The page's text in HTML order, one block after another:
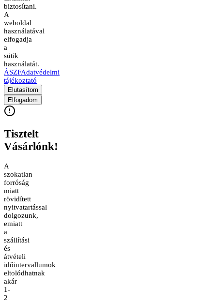
biztosítani.
A
weboldal
használatával
elfogadja
a
sütik
használatát.
ÁSZFAdatvédelmi
tájékoztató
Elutasítom
Elfogadom
Tisztelt
Vásárlónk!
A
szokatlan
forróság
miatt
rövidített
nyitvatartással
dolgozunk,
emiatt
a
szállítási
és
átvételi
időintervallumok
eltolódhatnak
akár
1-
2